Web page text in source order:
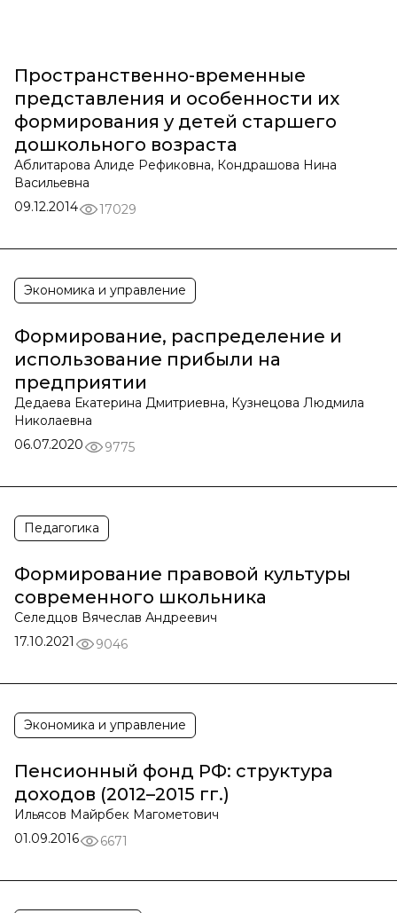
Пространственно-временные
представления и особенности их
формирования у детей старшего
дошкольного возраста
Аблитарова Алиде Рефиковна, Кондрашова Нина
Васильевна
09.12.2014
17029
Экономика и управление
Формирование, распределение и
использование прибыли на
предприятии
Дедаева Екатерина Дмитриевна, Кузнецова Людмила
Николаевна
06.07.2020
9775
Педагогика
Формирование правовой культуры
современного школьника
Селедцов Вячеслав Андреевич
17.10.2021
9046
Экономика и управление
Пенсионный фонд РФ: структура
доходов (2012–2015 гг.)
Ильясов Майрбек Магометович
01.09.2016
6671